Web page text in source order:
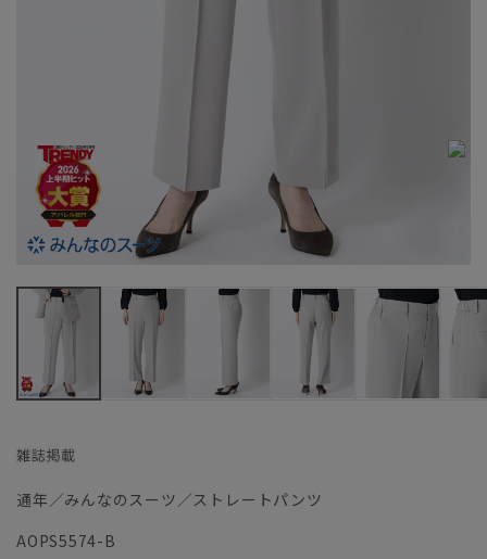
通年／みんなのスーツ／ストレートパンツ
AOPS5574-B